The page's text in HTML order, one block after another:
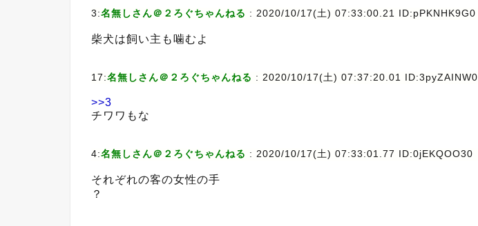
3:名無しさん＠２ろぐちゃんねる : 2020/10/17(土) 07:33:00.21 ID:pPKNHK9G0
柴犬は飼い主も噛むよ
17:名無しさん＠２ろぐちゃんねる : 2020/10/17(土) 07:37:20.01 ID:3pyZAINW0
>>3
チワワもな
4:名無しさん＠２ろぐちゃんねる : 2020/10/17(土) 07:33:01.77 ID:0jEKQOO30
それぞれの客の女性の手
？